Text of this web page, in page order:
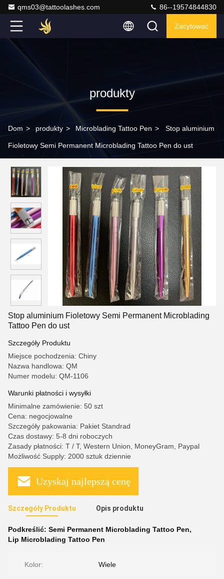
qms03@tattoolashes.com 86--19574844830
Zacytować
produkty
Dom > produkty > Microblading Tattoo Pen > Stop aluminium
Fioletowy Semi Permanent Microblading Tattoo Pen do ust
Stop aluminium Fioletowy Semi Permanent Microblading
Tattoo Pen do ust
Szczegóły Produktu
Miejsce pochodzenia: Chiny
Nazwa handlowa: QM
Numer modelu: QM-1106
Warunki płatności i wysyłki
Minimalne zamówienie: 50 szt
Cena: negocjowalne
Szczegóły pakowania: Pakiet Standrad
Czas dostawy: 5-8 dni roboczych
Zasady płatności: T / T, Western Union, MoneyGram, Paypal
Możliwość Supply: 2000 sztuk dziennie
Uzyskaj najlepszą cenę
Szczegóły Produktu Opis produktu
Podkreślić: Semi Permanent Microblading Tattoo Pen,
Lip Microblading Tattoo Pen
Kolor: Wiele